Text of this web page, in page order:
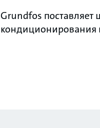
Grundfos
кондиционирования